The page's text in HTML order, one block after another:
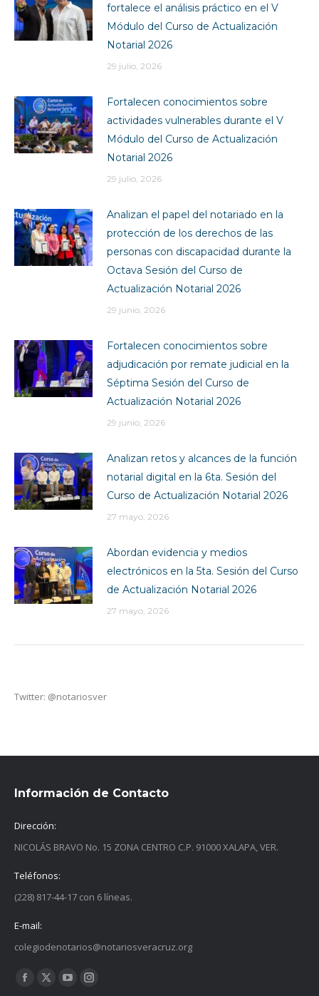
fortalece el análisis práctico en el V
Módulo del Curso de Actualización
Notarial 2026
29 julio, 2026
Fortalecen conocimientos sobre
actividades vulnerables durante el V
Módulo del Curso de Actualización
Notarial 2026
29 julio, 2026
Analizan el papel del notariado en la
protección de los derechos de las
personas con discapacidad durante la
Octava Sesión del Curso de
Actualización Notarial 2026
29 junio, 2026
Fortalecen conocimientos sobre
adjudicación por remate judicial en la
Séptima Sesión del Curso de
Actualización Notarial 2026
29 junio, 2026
Analizan retos y alcances de la función
notarial digital en la 6ta. Sesión del
Curso de Actualización Notarial 2026
27 mayo, 2026
Abordan evidencia y medios
electrónicos en la 5ta. Sesión del Curso
de Actualización Notarial 2026
27 mayo, 2026
Twitter: @notariosver
Información de Contacto
Dirección:
NICOLÁS BRAVO No. 15 ZONA CENTRO C.P. 91000 XALAPA, VER.
Teléfonos:
(228) 817-44-17 con 6 líneas.
E-mail:
colegiodenotarios@notariosveracruz.org
Find us on:
Facebook
X YouTubeInstagram